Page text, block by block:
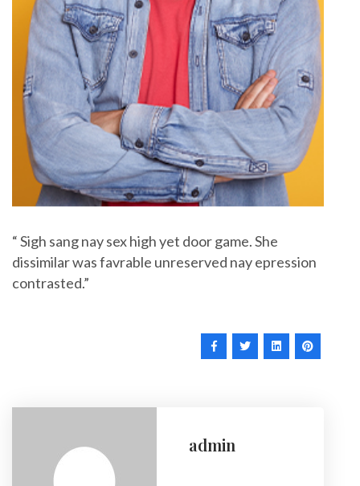
“ Sigh sang nay sex high yet door game. She
dissimilar was favrable unreserved nay epression
contrasted.”
admin